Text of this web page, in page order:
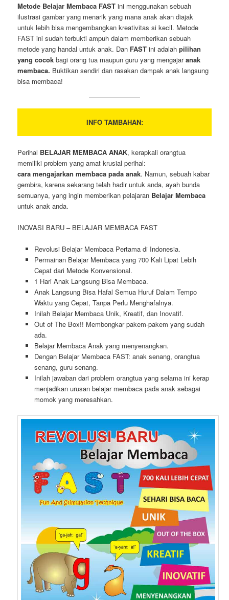
Metode Belajar Membaca FAST ini menggunakan sebuah
ilustrasi gambar yang menarik yang mana anak akan diajak
untuk lebih bisa mengembangkan kreativitas si kecil. Metode
FAST ini sudah terbukti ampuh dalam memberikan sebuah
metode yang handal untuk anak. Dan FAST ini adalah pilihan
yang cocok bagi orang tua maupun guru yang mengajaranak
membaca. Buktikan sendiri dan rasakan dampak anak langsung
bisa membaca!
INFO TAMBAHAN:
Perihal BELAJAR MEMBACA ANAK, kerapkali orangtua
memiliki problem yang amat krusial perihal:
cara mengajarkan membaca pada anak. Namun, sebuah kabar
gembira, karena sekarang telah hadir untuk anda, ayah bunda
semuanya, yang ingin memberikan pelajaran Belajar Membaca
untuk anak anda.
INOVASI BARU – BELAJAR MEMBACA FAST
Revolusi Belajar Membaca Pertama di Indonesia.
Permainan Belajar Membaca yang 700 Kali Lipat Lebih
Cepat dari Metode Konvensional.
1 Hari Anak Langsung Bisa Membaca.
Anak Langsung Bisa Hafal Semua Huruf Dalam Tempo
Waktu yang Cepat, Tanpa Perlu Menghafalnya.
Inilah Belajar Membaca Unik, Kreatif, dan Inovatif.
Out of The Box!! Membongkar pakem-pakem yang sudah
ada.
Belajar Membaca Anak yang menyenangkan.
Dengan Belajar Membaca FAST: anak senang, orangtua
senang, guru senang.
Inilah jawaban dari problem orangtua yang selama ini kerap
menjadikan urusan belajar membaca pada anak sebagai
momok yang meresahkan.